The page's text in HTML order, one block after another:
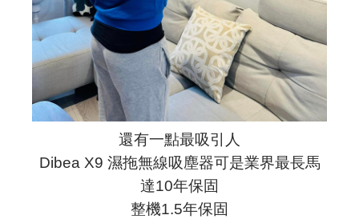
還有一點最吸引人
Dibea X9 濕拖無線吸塵器可是業界最長馬
達10年保固
整機1.5年保固